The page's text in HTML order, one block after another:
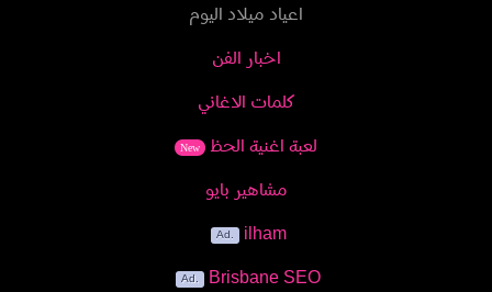
اعياد ميلاد اليوم
اخبار الفن
كلمات الاغاني
لعبة اغنية الحظ New
مشاهير بايو
ilham
Brisbane SEO